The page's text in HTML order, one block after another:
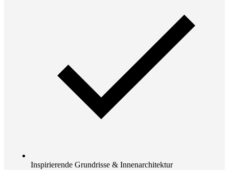
Inspirierende Grundrisse & Innenarchitektur